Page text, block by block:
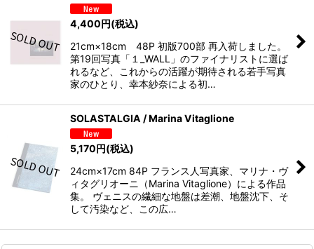
4,400円(税込)
21cm×18cm 48P 初版700部 再入荷しました。
第19回写真「１_WALL」のファイナリストに選ば
れるなど、これからの活躍が期待される若手写真
家のひとり、幸本紗奈による初…
SOLASTALGIA / Marina Vitaglione
5,170 円(税込)
24cm×17cm 84P フランス人写真家、マリナ・ヴ
ィタグリオーニ（Marina Vitaglione）による作品
集。 ヴェニスの繊細な地盤は差潮、地盤沈下、そ
して汚染など、この広…